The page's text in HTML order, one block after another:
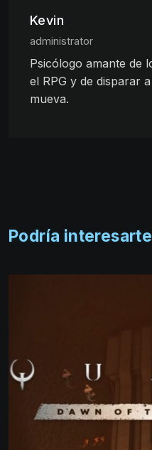
Kevin
administrator
Psicólogo amante de
el RPG y de disparar
mueva.
Podría interesarte